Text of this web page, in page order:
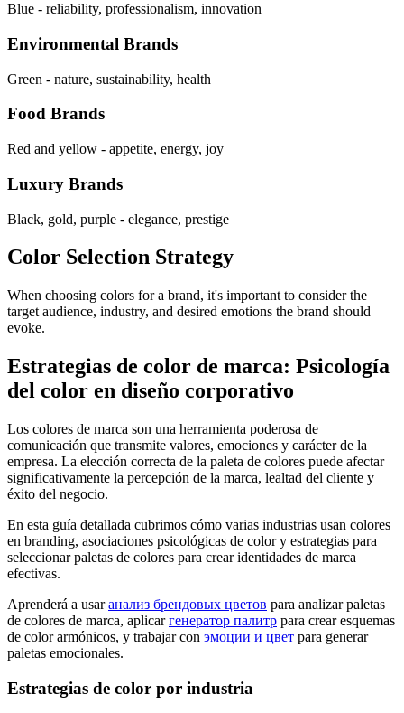
Blue - reliability, professionalism, innovation
Environmental Brands
Green - nature, sustainability, health
Food Brands
Red and yellow - appetite, energy, joy
Luxury Brands
Black, gold, purple - elegance, prestige
Color Selection Strategy
When choosing colors for a brand, it's important to consider the
target audience, industry, and desired emotions the brand should
evoke.
Estrategias de color de marca: Psicología
del color en diseño corporativo
Los colores de marca son una herramienta poderosa de
comunicación que transmite valores, emociones y carácter de la
empresa. La elección correcta de la paleta de colores puede afectar
significativamente la percepción de la marca, lealtad del cliente y
éxito del negocio.
En esta guía detallada cubrimos cómo varias industrias usan colores
en branding, asociaciones psicológicas de color y estrategias para
seleccionar paletas de colores para crear identidades de marca
efectivas.
Aprenderá a usarанализ брендовых цветов para analizar paletas
de colores de marca, aplicarгенератор палитр para crear esquemas
de color armónicos, y trabajar con эмоции и цвет para generar
paletas emocionales.
Estrategias de color por industria